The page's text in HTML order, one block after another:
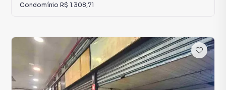
Condomínio R$ 1.308,71